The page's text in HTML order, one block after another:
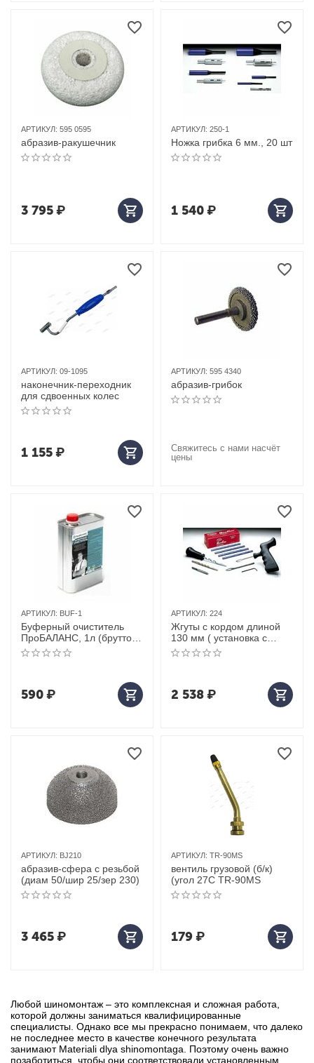
Любой шиномонтаж – это комплексная и сложная работа,
которой должны заниматься квалифицированные
специалисты. Однако все мы прекрасно понимаем, что далеко
не последнее место в качестве конечного результата
занимают Materiali dlya shinomontaga. Поэтому очень важно
позаботиться, чтобы они соответствовали установленным
АРТИКУЛ: 595 0595
абразив-ракушечник
3 795₽
АРТИКУЛ: 250-1
Ножка грибка 6 мм., 20 шт
1 540₽
АРТИКУЛ: 09-1095
наконечник-переходник
для сдвоенных колес
1 155₽
АРТИКУЛ: 595 4340
абразив-грибок
Свяжитесь с нами насчёт
цены
АРТИКУЛ: BUF-1
Буферный очиститель
ПроБАЛАНС, 1л (брутто
750гр) (12 шт в коробке)
590₽
АРТИКУЛ: 224
Жгуты с кордом длиной
130 мм ( установка с
клеем ) (40 шт)
2 538₽
АРТИКУЛ: BJ210
абразив-сфера с резьбой
(диам 50/шир 25/зер 230)
3 465₽
АРТИКУЛ: TR-90MS
вентиль грузовой (б/к)
(угол 27С TR-90MS
179₽